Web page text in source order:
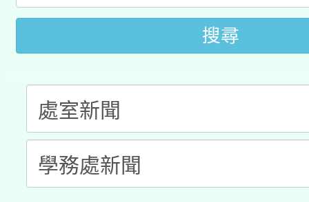
件」活動簡章
搜尋